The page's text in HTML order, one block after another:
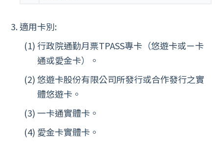
適用卡別:
行政院通勤月票TPASS專卡（悠遊卡或ㄧ卡
通或愛金卡）。
悠遊卡股份有限公司所發行或合作發行之實
體悠遊卡。
一卡通實體卡。
愛金卡實體卡。